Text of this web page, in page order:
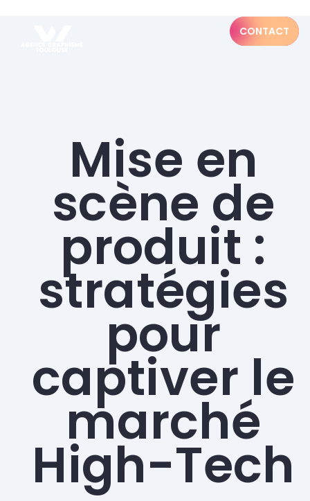
CONTACT
Mise en
scène de
produit :
stratégies
pour
captiver le
marché
High-Tech